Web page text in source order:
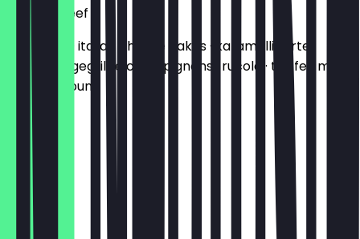
Truffled Beef
100% beef · italian cheese flakes · karamellisierte
zwiebeln · gegrillte champignons · rucola · trüffel-mayo
· brioche-bun